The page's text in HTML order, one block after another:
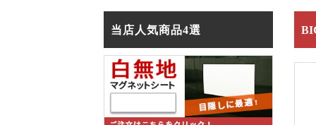
当店人気商品4選